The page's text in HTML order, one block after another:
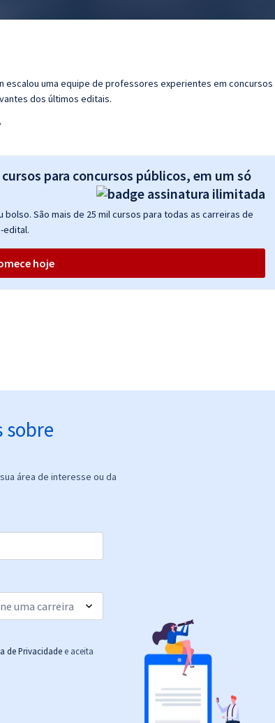
escalou uma equipe de professores experientes em concursos
dos últimos editais.
para concursos públicos, em um só
São mais de 25 mil cursos para todas as carreiras de
edital.
hoje
sobre
área de interesse ou da
de Privacidade e aceita